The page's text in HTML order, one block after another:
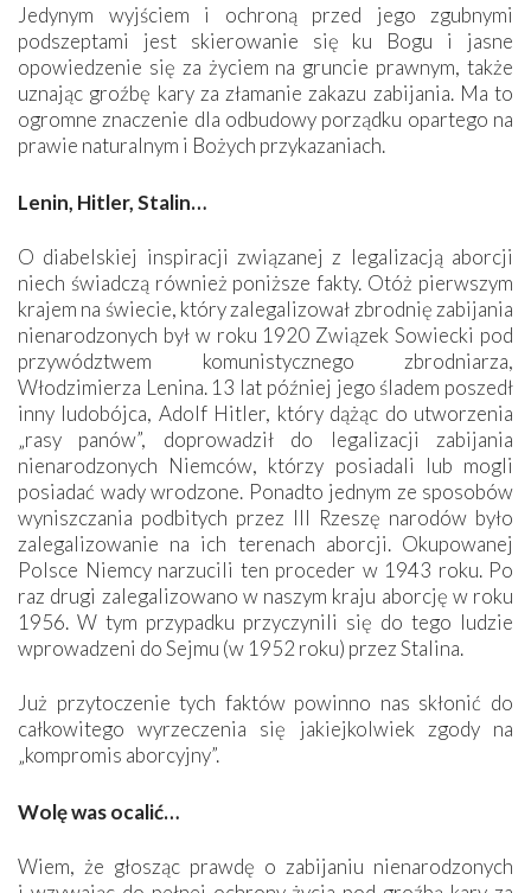
Jedynym wyjściem i ochroną przed jego zgubnymi
podszeptami jest skierowanie się ku Bogu i jasne
opowiedzenie się za życiem na gruncie prawnym, także
uznając groźbę kary za złamanie zakazu zabijania. Ma to
ogromne znaczenie dla odbudowy porządku opartego na
prawie naturalnym i Bożych przykazaniach.
Lenin, Hitler, Stalin…
O diabelskiej inspiracji związanej z legalizacją aborcji
niech świadczą również poniższe fakty. Otóż pierwszym
krajem na świecie, który zalegalizował zbrodnię zabijania
nienarodzonych był w roku 1920 Związek Sowiecki pod
przywództwem komunistycznego zbrodniarza,
Włodzimierza Lenina. 13 lat później jego śladem poszedł
inny ludobójca, Adolf Hitler, który dążąc do utworzenia
„rasy panów”, doprowadził do legalizacji zabijania
nienarodzonych Niemców, którzy posiadali lub mogli
posiadać wady wrodzone. Ponadto jednym ze sposobów
wyniszczania podbitych przez III Rzeszę narodów było
zalegalizowanie na ich terenach aborcji. Okupowanej
Polsce Niemcy narzucili ten proceder w 1943 roku. Po
raz drugi zalegalizowano w naszym kraju aborcję w roku
1956. W tym przypadku przyczynili się do tego ludzie
wprowadzeni do Sejmu (w 1952 roku) przez Stalina.
Już przytoczenie tych faktów powinno nas skłonić do
całkowitego wyrzeczenia się jakiejkolwiek zgody na
„kompromis aborcyjny”.
Wolę was ocalić…
Wiem, że głosząc prawdę o zabijaniu nienarodzonych